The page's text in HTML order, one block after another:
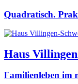
Quadratisch.
Haus
Familienleben im